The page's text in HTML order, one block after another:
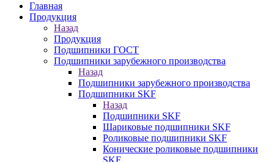
Главная
Продукция
Назад
Продукция
Подшипники ГОСТ
Подшипники зарубежного производства
Назад
Подшипники зарубежного производства
Подшипники SKF
Назад
Подшипники SKF
Шариковые подшипники SKF
Роликовые подшипники SKF
Конические роликовые подшипники
SKF